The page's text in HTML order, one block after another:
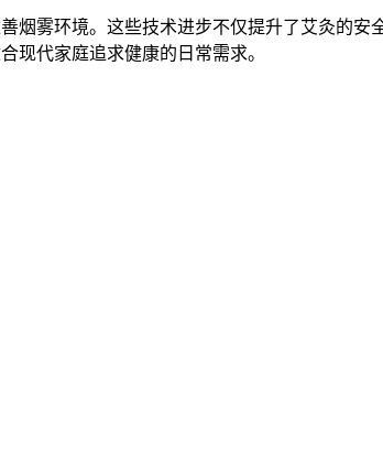
烟雾环境。这些技术进步不仅提升了艾灸的
现代家庭追求健康的日常需求。